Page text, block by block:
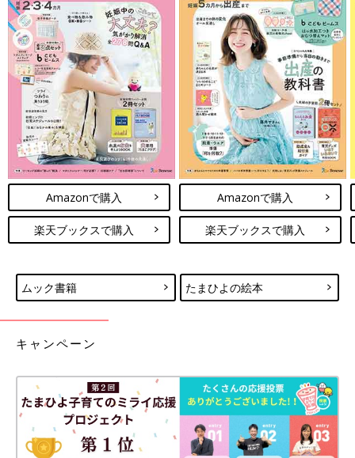
Amazonで購入
楽天ブックスで購入
Amazonで購入
楽天ブックスで購入
ムック書籍 たまひよの絵本
キャンペーン